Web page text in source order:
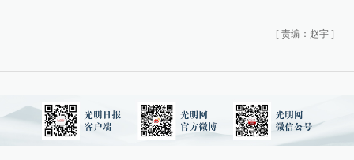
[ 责编：赵宇 ]